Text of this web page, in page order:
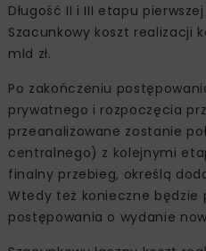
Długość II i III etapu
Szacunkowy koszt realizacji
mld zł.
Po zakończeniu
prywatnego i rozpoczęcia
przeanalizowane zostanie
centralnego) z kolejnymi
finalny przebieg, określą
Wtedy też konieczne będzie
postępowania o wydanie